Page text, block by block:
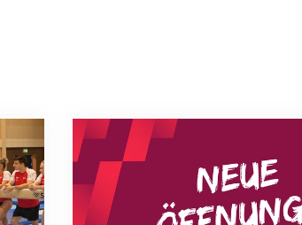
Neue Empfangszeiten ab 1.